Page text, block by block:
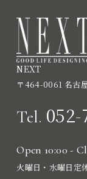
NEXT
〒464-0061 名古
Tel. 052-
Open 10:00 -
火曜日・水曜日定